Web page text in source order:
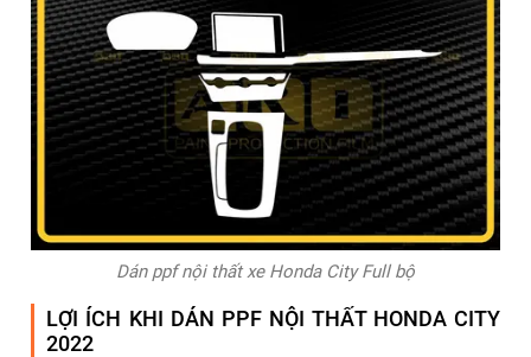
Dán ppf nội thất xe Honda City Full bộ
LỢI ÍCH KHI DÁN PPF NỘI THẤT HONDA CITY
2022